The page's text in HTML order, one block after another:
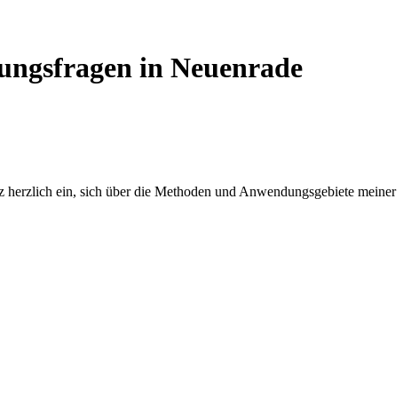
in Neuenrade
ein, sich über die Methoden und Anwendungsgebiete meiner